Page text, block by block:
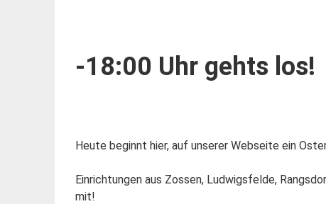
-18:00 Uhr gehts los!
Heute beginnt hier, auf unserer Webseite ein
Einrichtungen aus Zossen, Ludwigsfelde,
mit!